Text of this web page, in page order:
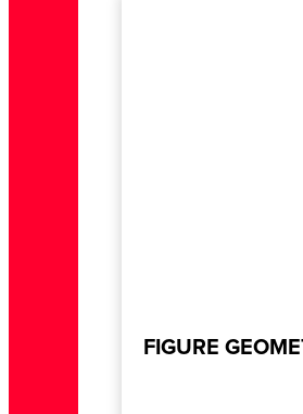
FIGURE